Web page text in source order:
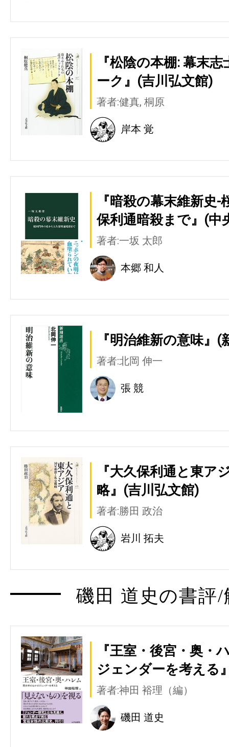
『松陰の本棚: 幕末
ーク』(吉川弘文館)
著者:健真, 桐原
岸本 覚
『暗殺の幕末維新史
保利通暗殺まで』(中
著者:一坂 太郎
本郷 和人
『明治維新の意味』(
著者:北岡 伸一
張 競
『大久保利通と東ア
略』(吉川弘文館)
著者:勝田 政治
岩川 拓夫
磯田 道史の書評
『王室・後宮・奥・
ジェンダーを考える
著者:神田 裕理（編）
磯田 道史